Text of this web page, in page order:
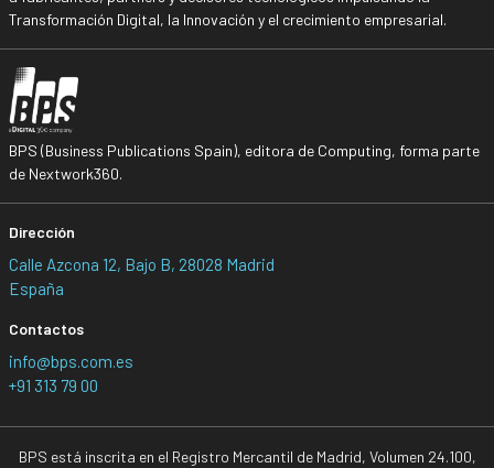
Transformación Digital, la Innovación y el crecimiento empresarial.
BPS (Business Publications Spain), editora de Computing, forma parte
de Nextwork360.
Dirección
Calle Azcona 12, Bajo B, 28028 Madrid
España
Contactos
info@bps.com.es
+91 313 79 00
BPS está inscrita en el Registro Mercantil de Madrid, Volumen 24.100,